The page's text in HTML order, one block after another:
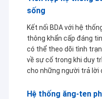
sống
Kết nối BDA với hệ
thông khẩn cấp đáng
có thể theo dõi tình
về sự cố trong khi duy
cho những người trả lời
Hệ thống ăng-ten
học và tự động hóa quy
nghiệp,Mạng Ethernet
hình đường dài, máy
người lái / xe không
dây đa đường dẫn mà